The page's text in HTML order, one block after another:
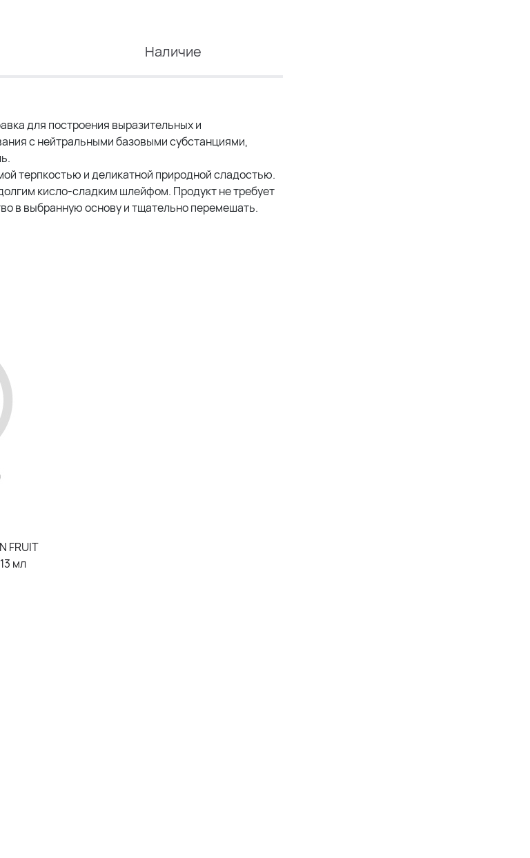
Наличие
для построения выразительных и
с нейтральными базовыми субстанциями,
терпкостью и деликатной природной сладостью.
кисло-сладким шлейфом. Продукт не требует
в выбранную основу и тщательно перемешать.
FRUIT
мл